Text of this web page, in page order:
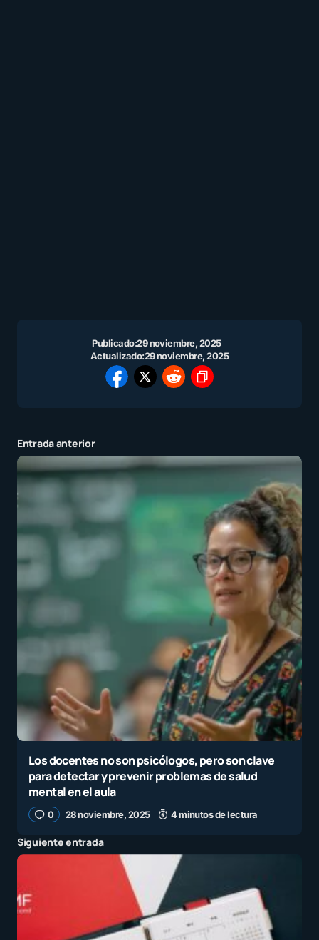
Publicado:29 noviembre, 2025
Actualizado:29 noviembre, 2025
Entrada anterior
Los docentes no son psicólogos, pero son clave
para detectar y prevenir problemas de salud
mental en el aula
0 28 noviembre, 2025 4 minutos de lectura
Siguiente entrada